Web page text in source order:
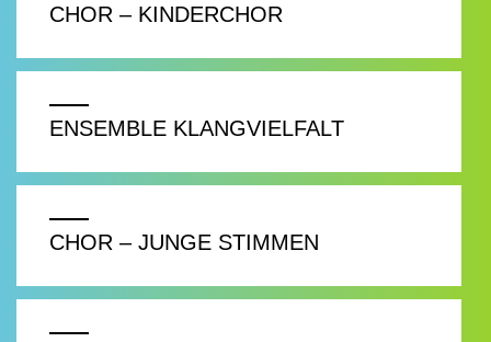
CHOR – KINDERCHOR
ENSEMBLE KLANGVIELFALT
CHOR – JUNGE STIMMEN